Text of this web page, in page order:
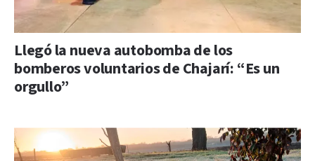
Llegó la nueva autobomba de los
bomberos voluntarios de Chajarí: “Es un
orgullo”